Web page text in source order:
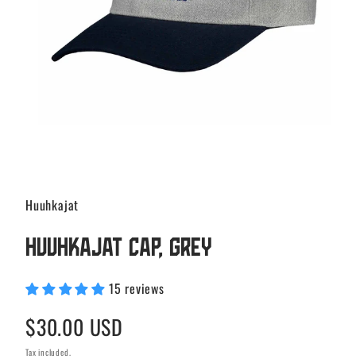
Huuhkajat
Huuhkajat cap, Grey
15 reviews
Regular
price
$30.00 USD
Tax included.